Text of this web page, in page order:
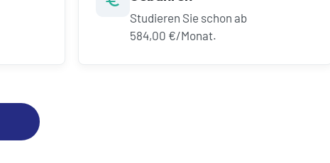
Studieren Sie schon ab
584,00 €/Monat.